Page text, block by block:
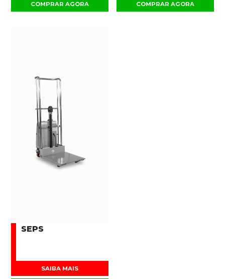
COMPRAR AGORA COMPRAR AGORA
SEPS
SAIBA MAIS